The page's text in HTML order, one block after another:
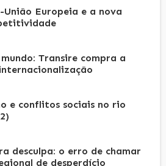
União Europeia e a nova
Transire compra a
e conflitos sociais no rio
desculpa: o erro de chamar
de desperdício